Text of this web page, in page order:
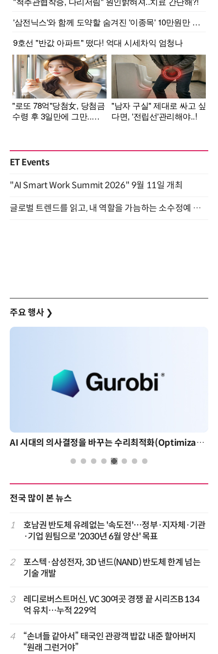
ET Events
"AI Smart Work Summit 2026" 9월 11일 개최
글로벌 트렌드를 읽고, 내 역할을 가늠하는 소수정예 실습 워크숍 (8/28)
주요 행사 ❯
AI 시대의 의사결정을 바꾸는 수리최적화(Optimization): 실제 산업 적용 사례와 활용 전략
전국 많이 본 뉴스
1
호남권 반도체 유례없는 '속도전'…정부·지자체·기관
·기업 원팀으로 '2030년 6월 양산' 목표
2
포스텍·삼성전자, 3D 낸드(NAND) 반도체 한계 넘는
기술 개발
3
레디로버스트머신, VC 30여곳 경쟁 끝 시리즈B 134
억 유치…누적 229억
4
“손녀들 같아서” 태국인 관광객 밥값 내준 할아버지
“원래 그런거야”